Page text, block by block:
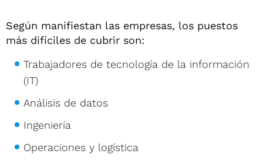
Según manifiestan las empresas, los puestos
más difíciles de cubrir son:
Trabajadores de tecnología de la información
(IT)
Análisis de datos
Ingeniería
Operaciones y logística